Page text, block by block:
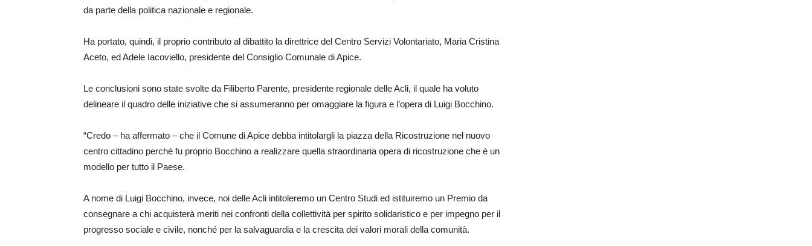
da parte della politica nazionale e regionale.
Ha portato, quindi, il proprio contributo al dibattito la direttrice del Centro Servizi Volontariato, Maria Cristina
Aceto, ed Adele Iacoviello, presidente del Consiglio Comunale di Apice.
Le conclusioni sono state svolte da Filiberto Parente, presidente regionale delle Acli, il quale ha voluto
delineare il quadro delle iniziative che si assumeranno per omaggiare la figura e l’opera di Luigi Bocchino.
“Credo – ha affermato – che il Comune di Apice debba intitolargli la piazza della Ricostruzione nel nuovo
centro cittadino perché fu proprio Bocchino a realizzare quella straordinaria opera di ricostruzione che è un
modello per tutto il Paese.
A nome di Luigi Bocchino, invece, noi delle Acli intitoleremo un Centro Studi ed istituiremo un Premio da
consegnare a chi acquisterà meriti nei confronti della collettività per spirito solidaristico e per impegno per il
progresso sociale e civile, nonché per la salvaguardia e la crescita dei valori morali della comunità.